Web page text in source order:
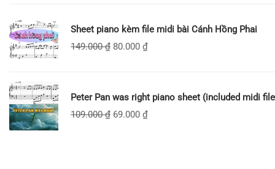
Sheet piano kèm file midi bài Cánh Hồng Phai
149.000₫ 80.000 ₫
Peter Pan was right piano sheet (included midi
109.000₫ 69.000 ₫